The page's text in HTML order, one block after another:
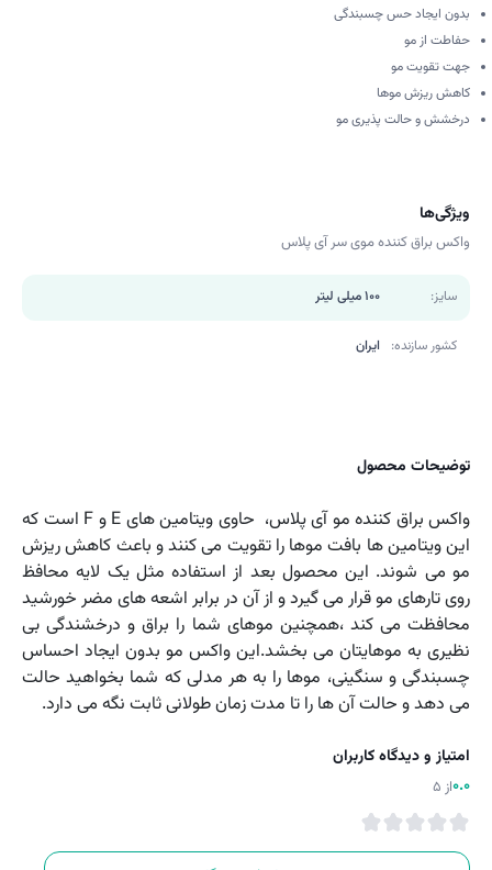
بدون ایجاد حس چسبندگی
حفاطت از مو
جهت تقویت مو
کاهش ریزش موها
درخشش و حالت پذیری مو
ویژگی‌ها
واکس براق کننده موی سر آی پلاس
سایز: 100 میلی لیتر
کشور سازنده: ایران
توضیحات محصول
واکس براق کننده مو آی پلاس، حاوی ویتامین های E و F است که
این ویتامین ها بافت موها را تقویت می کنند و باعث کاهش ریزش
مو می شوند. این محصول بعد از استفاده مثل یک لایه محافظ
روی تارهای مو قرار می گیرد و از آن در برابر اشعه های مضر خورشید
محافظت می کند ،همچنین موهای شما را براق و درخشندگی بی
نظیری به موهایتان می بخشد.این واکس مو بدون ایجاد احساس
چسبندگی و سنگینی، موها را به هر مدلی که شما بخواهید حالت
می دهد و حالت آن ها را تا مدت زمان طولانی ثابت نگه می دارد.
امتیاز و دیدگاه کاربران
0.0از 5